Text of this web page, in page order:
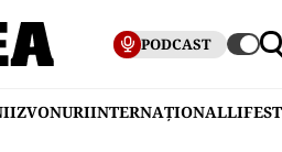
PODCAST
ZVONURIINTERNAȚIONAL